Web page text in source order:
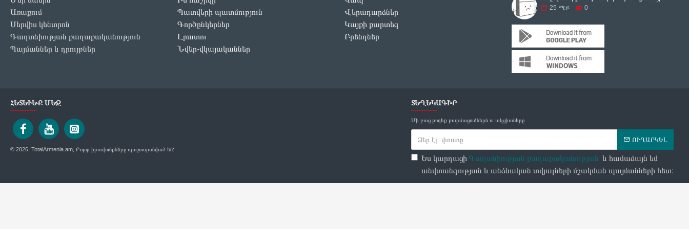
Առաքում
Սերվիս կենտրոն
Գաղտնիության քաղաքականություն
Պայմաններ և դրույթներ
Պատվերի պատմություն
Գործընկերներ
Լրատու
Նվեր-վկայականներ
Վերադարձներ
Կայքի քարտեզ
Բրենդներ
25 ሜይ 0
ՀԵՏԵՒԵՔ ՄԵԶ
© 2026, TotalArmenia.am, Բոլոր իրավունքները պաշտպանված են:
ՏԵՂԵԿԱԳԻՐ
Մի բաց թողեք թարմացումներն ու ակցիաները
ՈՒՂԱՐԿԵԼ
Ես կարդացի Գաղտնիության քաղաքականություն և համաձայն եմ
անվտանգության և անձնական տվյալների մշակման պայմանների հետ։